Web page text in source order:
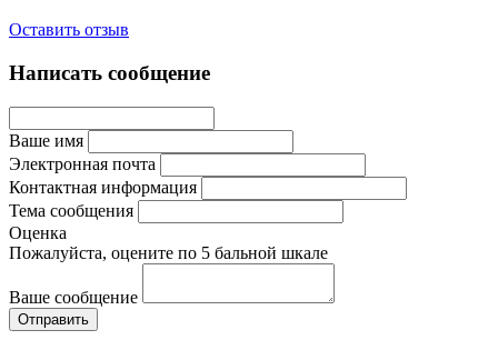
Оставить отзыв
Написать сообщение
Ваше имя
Электронная почта
Контактная информация
Тема сообщения
Оценка
Пожалуйста, оцените по 5 бальной шкале
Ваше сообщение